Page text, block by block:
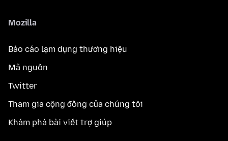
Mozilla
Báo cáo lạm dụng thương hiệu
Mã nguồn
Twitter
Tham gia cộng đồng của chúng tôi
Khám phá bài viết trợ giúp